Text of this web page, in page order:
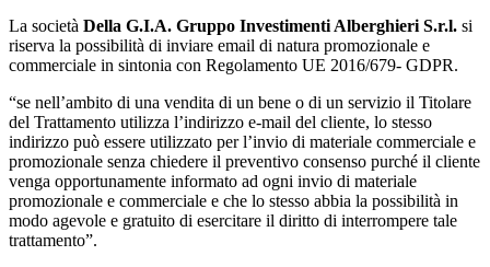
La società Della G.I.A. Gruppo Investimenti Alberghieri S.r.l. si
riserva la possibilità di inviare email di natura promozionale e
commerciale in sintonia con Regolamento UE 2016/679- GDPR.
“se nell’ambito di una vendita di un bene o di un servizio il Titolare
del Trattamento utilizza l’indirizzo e-mail del cliente, lo stesso
indirizzo può essere utilizzato per l’invio di materiale commerciale e
promozionale senza chiedere il preventivo consenso purché il cliente
venga opportunamente informato ad ogni invio di materiale
promozionale e commerciale e che lo stesso abbia la possibilità in
modo agevole e gratuito di esercitare il diritto di interrompere tale
trattamento”.